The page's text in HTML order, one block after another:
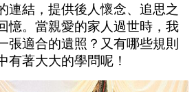
連結，提供後人懷念、追思之
憶。當親愛的家人過世時，我
張適合的遺照？又有哪些規則
有著大大的學問呢！